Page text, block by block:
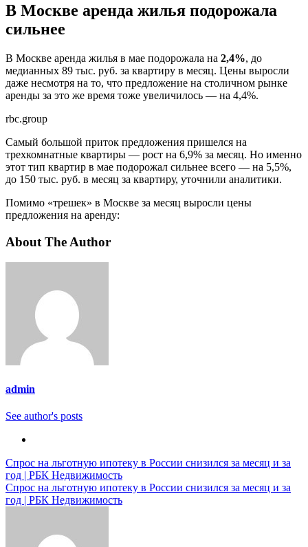
В Москве аренда жилья подорожала
сильнее
В Москве аренда жилья в мае подорожала на 2,4%, до
медианных 89 тыс. руб. за квартиру в месяц. Цены выросли
даже несмотря на то, что предложение на столичном рынке
аренды за это же время тоже увеличилось — на 4,4%.
rbc.group
Самый большой приток предложения пришелся на
трехкомнатные квартиры — рост на 6,9% за месяц. Но именно
этот тип квартир в мае подорожал сильнее всего — на 5,5%,
до 150 тыс. руб. в месяц за квартиру, уточнили аналитики.
Помимо «трешек» в Москве за месяц выросли цены
предложения на аренду:
About The Author
admin
See author's posts
Навигация
по
записям
Спрос на льготную ипотеку в России снизился за месяц и за
год | РБК Недвижимость
Спрос на льготную ипотеку в России снизился за месяц и за
год | РБК Недвижимость